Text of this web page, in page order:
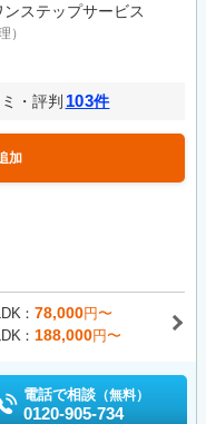
ステップサービス
）
・評判 103件
加
78,000円〜
188,000円〜
電話で相談 （無料）
0120-905-734